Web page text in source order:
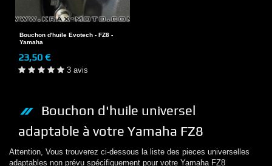
Bouchon d'huile Evotech - FZ8 -
Yamaha
23,50 €
3 avis
Bouchon d'huile universel
adaptable à votre Yamaha FZ8
Attention, Vous trouverez ci-dessous la liste des pieces universelles
adaptables non prévu spécifiquement pour votre Yamaha FZ8